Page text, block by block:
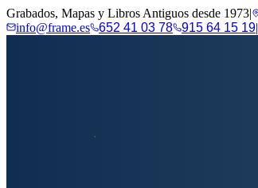
Grabados, Mapas y Libros Antiguos desde 1973|
info@frame.es
652 41 03 78 915 64 15 19|